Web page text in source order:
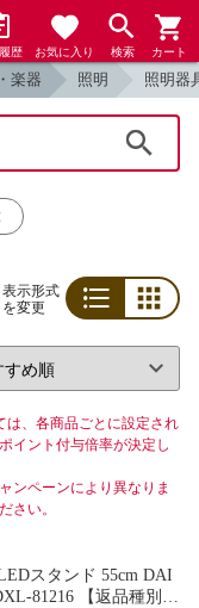
歴 お気に入り 検索 カート
楽器 照明 照明器
表示形式
を変更
は、各商品ごとに設定され
イント付与倍率が決定し
ンペーンにより異なりま
さい。
スタンド 55cm DAI
81216 【返品種別